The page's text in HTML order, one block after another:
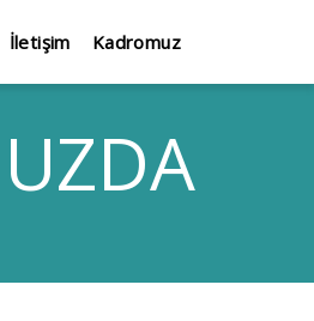
İletişim Kadromuz